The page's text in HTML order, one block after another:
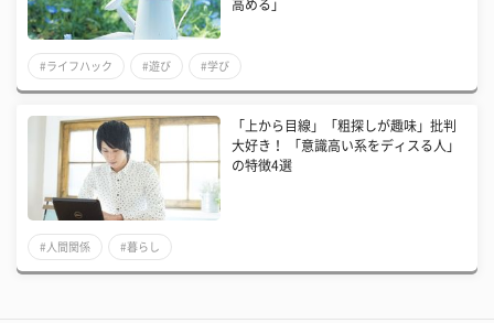
高める」
#ライフハック #遊び #学び
「上から目線」「粗探しが趣味」批判
大好き！ 「意識高い系をディスる人」
の特徴4選
#人間関係 #暮らし